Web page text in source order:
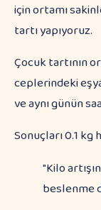
için ortamı
tartı yapıyoruz.
Çocuk tartının
ceplerindeki
ve aynı günün
Sonuçları 0.1
"Kilo
beslenme